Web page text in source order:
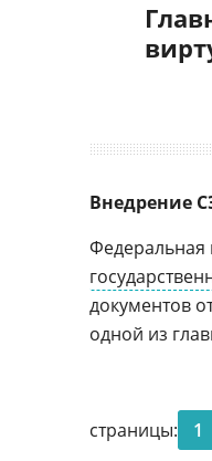
Внедрение
Федеральная
документов
одной из
страницы: 1